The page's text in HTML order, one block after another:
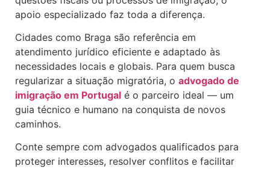
apoio especializado faz toda a diferença.
Cidades como Braga são referência em
atendimento jurídico eficiente e adaptado às
necessidades locais e globais. Para quem busca
regularizar a situação migratória, o advogado de
imigração em Portugal é o parceiro ideal — um
guia técnico e humano na conquista de novos
caminhos.
Conte sempre com advogados qualificados para
proteger interesses, resolver conflitos e facilitar